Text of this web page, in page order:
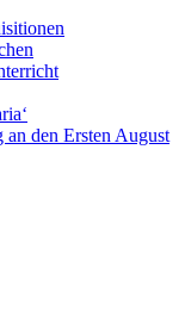
den Ersten August